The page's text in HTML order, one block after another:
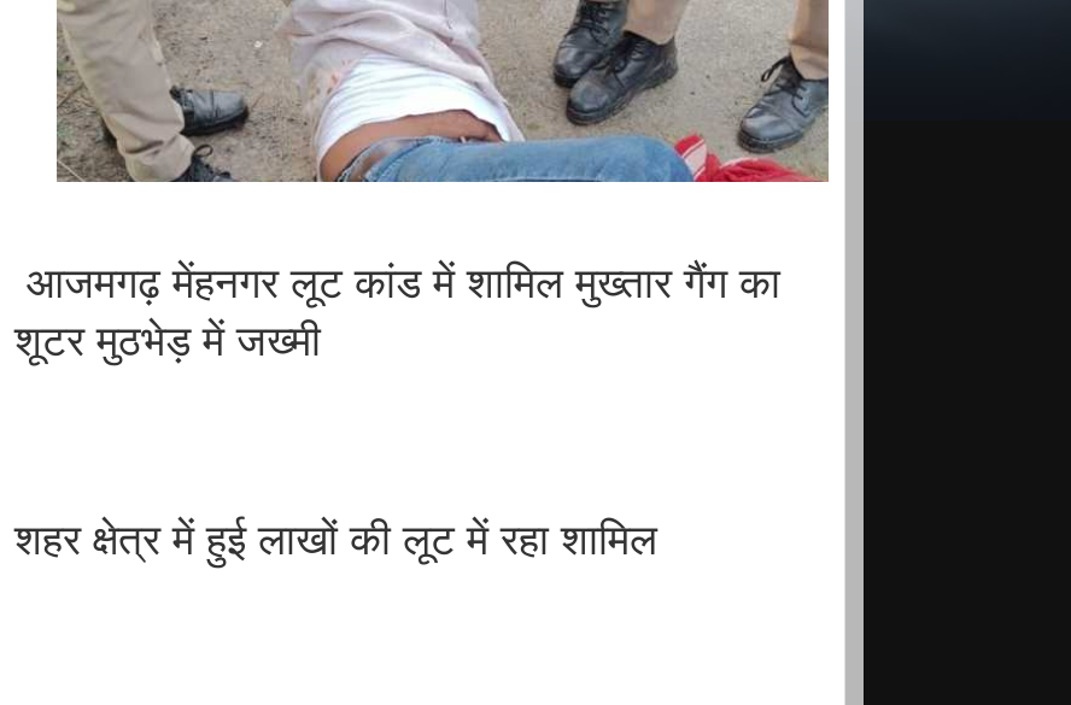
आजमगढ़ मेंहनगर लूट कांड में शामिल मुख्तार गैंग का
शूटर मुठभेड़ में जख्मी
शहर क्षेत्र में हुई लाखों की लूट में रहा शामिल